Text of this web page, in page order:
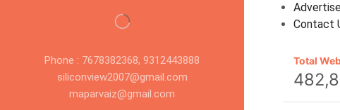
Phone : 7678382368, 9312443888
siliconview2007@gmail.com
maparvaiz@gmail.com
Contact
Total